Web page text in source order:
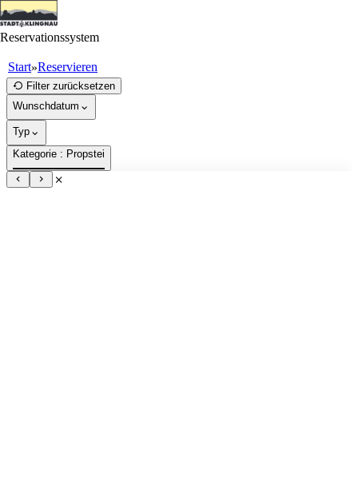
Reservationssystem
Start»Reservieren
Filter zurücksetzen
Wunschdatum
Typ
Kategorie : Propstei